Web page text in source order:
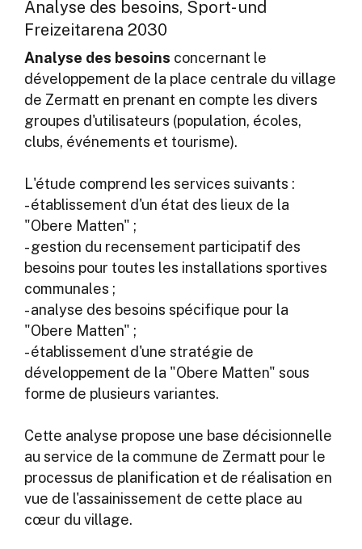
Analyse des besoins, Sport- und
Freizeitarena 2030
Analyse des besoins concernant le
développement de la place centrale du village
de Zermatt en prenant en compte les divers
groupes d'utilisateurs (population, écoles,
clubs, événements et tourisme).
L'étude comprend les services suivants :
- établissement d'un état des lieux de la
"Obere Matten" ;
- gestion du recensement participatif des
besoins pour toutes les installations sportives
communales ;
- analyse des besoins spécifique pour la
"Obere Matten" ;
- établissement d'une stratégie de
développement de la "Obere Matten" sous
forme de plusieurs variantes.
Cette analyse propose une base décisionnelle
au service de la commune de Zermatt pour le
processus de planification et de réalisation en
vue de l'assainissement de cette place au
cœur du village.